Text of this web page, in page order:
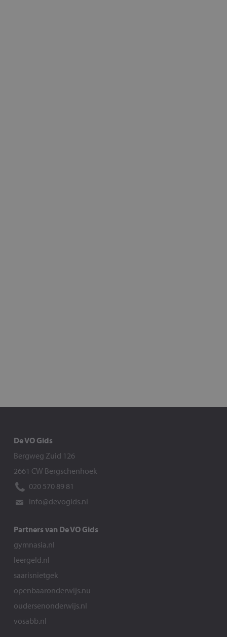
De VO Gids
Bergweg Zuid 126
2661 CW Bergschenhoek
020 570 89 81
info@devogids.nl
Partners van De VO Gids
gymnasia.nl
leergeld.nl
saarisnietgek
openbaaronderwijs.nu
oudersenonderwijs.nl
vosabb.nl